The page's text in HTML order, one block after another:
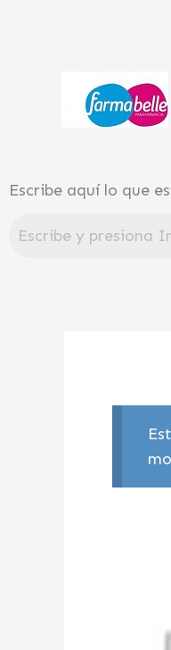
Escribe aquí lo que